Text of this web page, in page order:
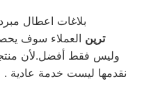
بلاغات اعطال
ترين العملاء سوف
وليس فقط أفضل.لأن
نقدمها ليست خدمة